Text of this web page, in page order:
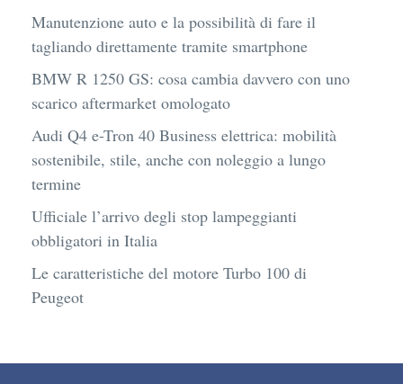
Manutenzione auto e la possibilità di fare il
tagliando direttamente tramite smartphone
BMW R 1250 GS: cosa cambia davvero con uno
scarico aftermarket omologato
Audi Q4 e-Tron 40 Business elettrica: mobilità
sostenibile, stile, anche con noleggio a lungo
termine
Ufficiale l’arrivo degli stop lampeggianti
obbligatori in Italia
Le caratteristiche del motore Turbo 100 di
Peugeot